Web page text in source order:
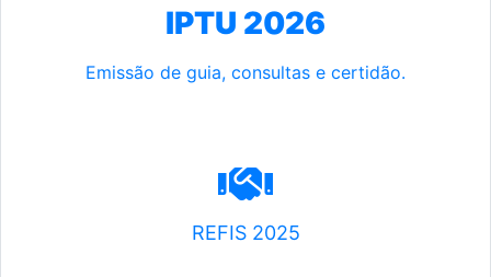
IPTU 2026
Emissão de guia, consultas e certidão.
REFIS 2025